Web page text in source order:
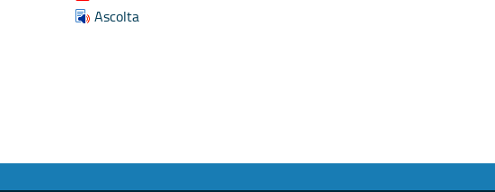
Ascolta